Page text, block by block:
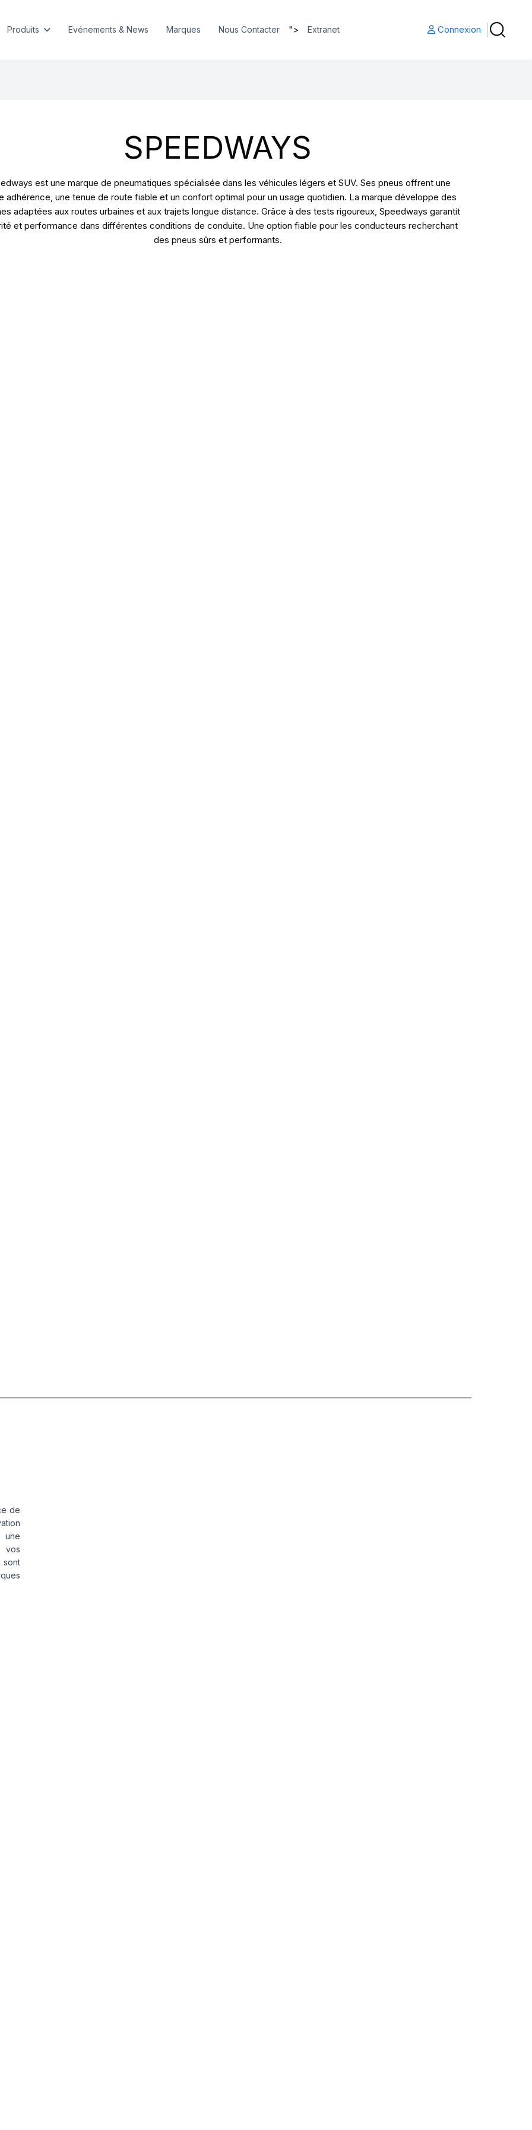
Produits Evénements & News Marques Nous Contacter "> Extranet Connexion
SPEEDWAYS
est une marque de pneumatiques spécialisée dans les véhicules légers et SUV. Ses pneus offrent une
adhérence, une tenue de route fiable et un confort optimal pour un usage quotidien. La marque développe des
adaptées aux routes urbaines et aux trajets longue distance. Grâce à des tests rigoureux, Speedways garantit
et performance dans différentes conditions de conduite. Une option fiable pour les conducteurs recherchant
des pneus sûrs et performants.
de
une
vos